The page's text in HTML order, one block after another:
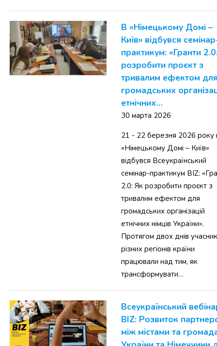
В «Німецькому Домі –
Київ» відбувся
практикум: «Гранти
розробити проєкт з
тривалим ефектом
громадських
етнічних…
30 марта 2026
21 - 22 березня 2026 року
«Німецькому Домі – Київ»
відбувся Всеукраїнський
семінар-практикум BIZ:
2.0: Як розробити проєкт з
тривалим ефектом для
громадських організацій
етнічних німців України».
Протягом двох днів
різних регіонів країни
працювали над тим, як
трансформувати…
Всеукраїнський
BIZ: Розвиток
між містами та